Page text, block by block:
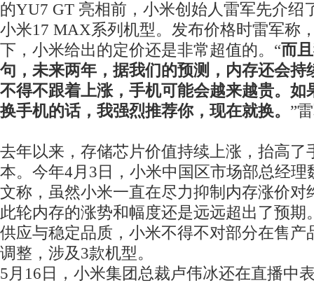
的YU7 GT 亮相前，小米创始人雷军先介
小米17 MAX系列机型。发布价格时雷军称
下，小米给出的定价还是非常超值的。“而
句，未来两年，据我们的预测，内存还会持
不得不跟着上涨，手机可能会越来越贵。如
换手机的话，我强烈推荐你，现在就换。 ”
去年以来，存储芯片价值持续上涨，抬高了
本。今年4月3日，小米中国区市场部总经理
文称，虽然小米一直在尽力抑制内存涨价对
此轮内存的涨势和幅度还是远远超出了预期
供应与稳定品质，小米不得不对部分在售产
调整，涉及3款机型。
5月16日，小米集团总裁卢伟冰还在直播中